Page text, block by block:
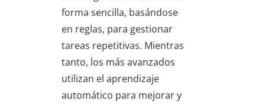
forma sencilla, basándose
en reglas, para gestionar
tareas repetitivas. Mientras
tanto, los más avanzados
utilizan el aprendizaje
automático para mejorar y